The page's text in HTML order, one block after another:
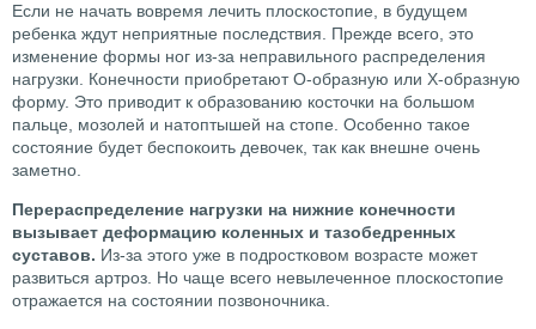
Если не начать вовремя лечить плоскостопие, в будущем
ребенка ждут неприятные последствия. Прежде всего, это
изменение формы ног из-за неправильного распределения
нагрузки. Конечности приобретают О-образную или Х-образную
форму. Это приводит к образованию косточки на большом
пальце, мозолей и натоптышей на стопе. Особенно такое
состояние будет беспокоить девочек, так как внешне очень
заметно.
Перераспределение нагрузки на нижние конечности
вызывает деформацию коленных и тазобедренных
суставов. Из-за этого уже в подростковом возрасте может
развиться артроз. Но чаще всего невылеченное плоскостопие
отражается на состоянии позвоночника.